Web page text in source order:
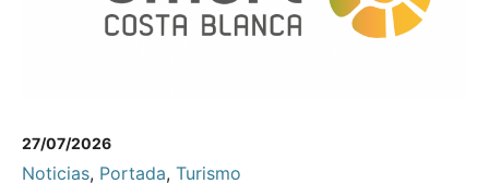
27/07/2026
Noticias, Portada, Turismo